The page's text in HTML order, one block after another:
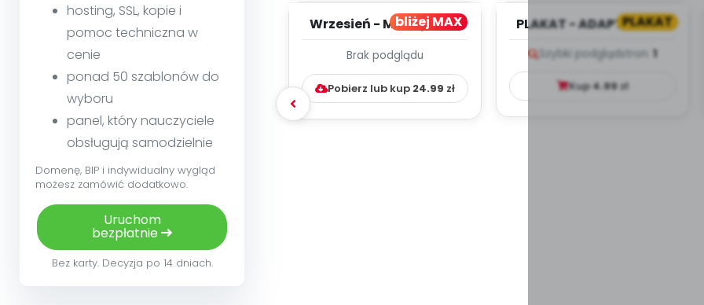
hosting, SSL, kopie i
pomoc techniczna w
cenie
ponad 50 szablonów do
wyboru
panel, który nauczyciele
obsługują samodzielnie
Domenę, BIP i indywidualny wygląd
możesz zamówić dodatkowo.
Uruchom
bezpłatnie
Bez karty. Decyzja po 14 dniach.
bliżej MAX
Wrzesień - MIESIĘCZNY
WYCHOWAWCZO –
DYDAKTYC...
Brak podglądu
Pobierz lub kup 24.99 zł
PLAKAT
PLAKAT - ADAPTACJA -
Szybki podgląd stron: 1
Kup4.99zł